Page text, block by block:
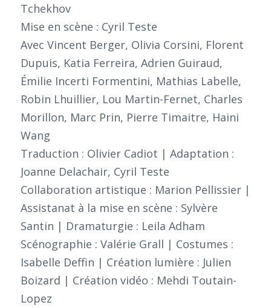
Tchekhov
Mise en scène : Cyril Teste
Avec Vincent Berger, Olivia Corsini, Florent
Dupuis, Katia Ferreira, Adrien Guiraud,
Émilie Incerti Formentini, Mathias Labelle,
Robin Lhuillier, Lou Martin-Fernet, Charles
Morillon, Marc Prin, Pierre Timaitre, Haini
Wang
Traduction : Olivier Cadiot | Adaptation :
Joanne Delachair, Cyril Teste
Collaboration artistique : Marion Pellissier |
Assistanat à la mise en scène : Sylvère
Santin | Dramaturgie : Leila Adham
Scénographie : Valérie Grall | Costumes :
Isabelle Deffin | Création lumière : Julien
Boizard | Création vidéo : Mehdi Toutain-
Lopez